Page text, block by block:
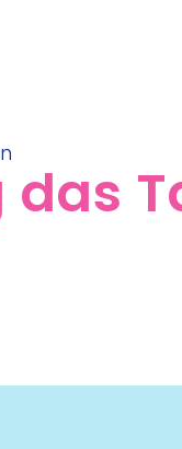
das